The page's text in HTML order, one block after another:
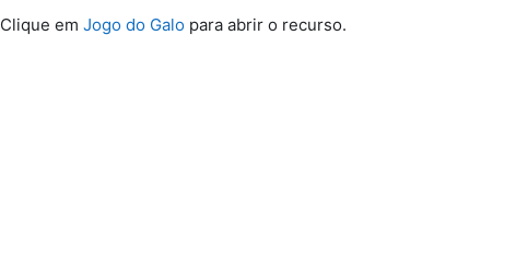
Clique em Jogo do Galo para abrir o recurso.